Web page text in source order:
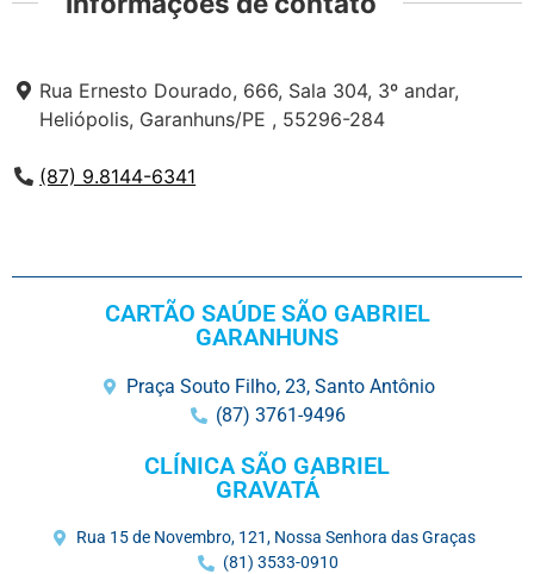
Rua Ernesto Dourado, 666, Sala 304, 3º andar,
Heliópolis, Garanhuns/PE , 55296-284
(87) 9.8144-6341
CARTÃO SAÚDE SÃO GABRIEL
GARANHUNS
Praça Souto Filho, 23, Santo Antônio
(87) 3761-9496
CLÍNICA SÃO GABRIEL
GRAVATÁ
Rua 15 de Novembro, 121, Nossa Senhora das Graças
(81) 3533-0910